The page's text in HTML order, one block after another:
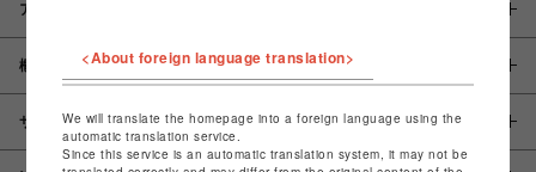
アイテム説明 / 素材
概要
サイズ
<About foreign language translation>
We will translate the homepage into a foreign language using the
automatic translation service.
Since this service is an automatic translation system, it may not be